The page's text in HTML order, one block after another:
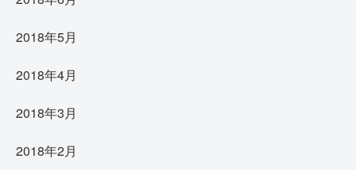
2018年5月
2018年4月
2018年3月
2018年2月